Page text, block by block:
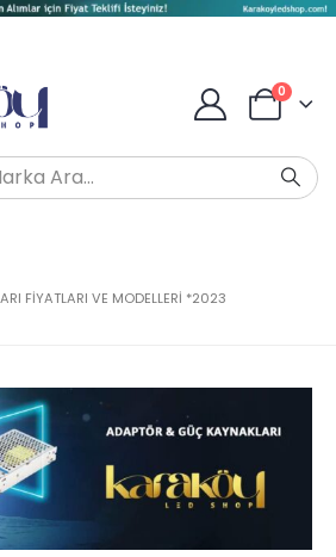
0
FIYATLARI VE MODELLERI *2023